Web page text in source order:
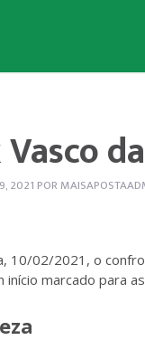
2021 POR
10/02/2021, o
marcado para